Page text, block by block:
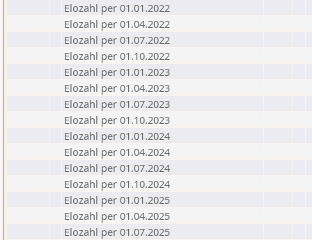
Elozahl per 01.01.2022
Elozahl per 01.04.2022
Elozahl per 01.07.2022
Elozahl per 01.10.2022
Elozahl per 01.01.2023
Elozahl per 01.04.2023
Elozahl per 01.07.2023
Elozahl per 01.10.2023
Elozahl per 01.01.2024
Elozahl per 01.04.2024
Elozahl per 01.07.2024
Elozahl per 01.10.2024
Elozahl per 01.01.2025
Elozahl per 01.04.2025
Elozahl per 01.07.2025